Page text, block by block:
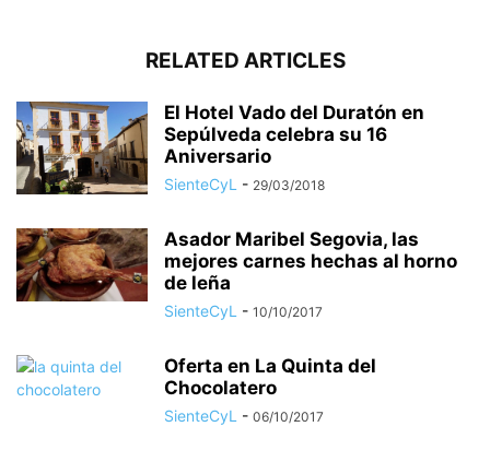
RELATED ARTICLES
El Hotel Vado del Duratón en
Sepúlveda celebra su 16
Aniversario
SienteCyL - 29/03/2018
Asador Maribel Segovia, las
mejores carnes hechas al horno
de leña
SienteCyL - 10/10/2017
Oferta en La Quinta del
Chocolatero
SienteCyL - 06/10/2017